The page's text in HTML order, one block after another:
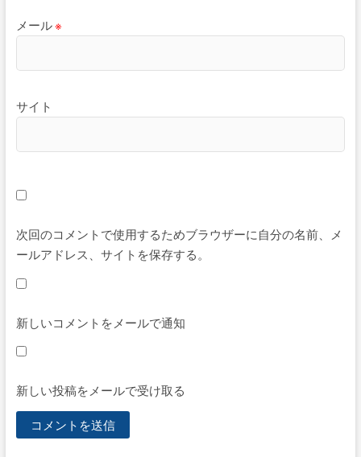
メール※
サイト
次回のコメントで使用するためブラウザーに自分の名前、メ
ールアドレス、サイトを保存する。
新しいコメントをメールで通知
新しい投稿をメールで受け取る